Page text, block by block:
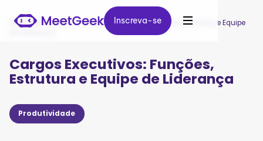
Inscreva-se
Inscreva-se
MeetGeek / Blog / Cargos Executivos: Funções, Estrutura e Equipe
Cargos Executivos: Funções,
Estrutura e Equipe de Liderança
Produtividade